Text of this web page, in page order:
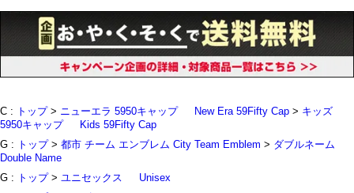
C : トップ> ニューエラ 5950キャップ New Era 59Fifty Cap > キッズ
5950キャップ
Kids 59Fifty Cap
G : トップ> 都市 チーム エンブレム City Team Emblem > ダブルネーム
Double Name
G : トップ> ユニセックス
Unisex